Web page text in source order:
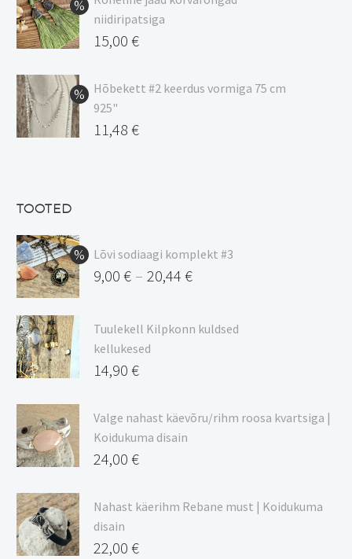
kuni
20,44 €
niidiripatsiga
Algne
oli:
17,00 €.
15,00 €
hind
on:
15,00 €.
Hõbekett #2 keerdus vormiga 75 cm
925"
Algne
11,48 €
TOOTED
Lõvi sodiaagi komplekt #3
9,00 € – 20,44 €
9,00 €
kuni
20,44 €
Tuulekell Kilpkonn kuldsed
kellukesed
14,90 €
Valge nahast käevõru/rihm roosa kvartsiga |
Koidukuma disain
24,00 €
Nahast käerihm Rebane must | Koidukuma
disain
22,00 €